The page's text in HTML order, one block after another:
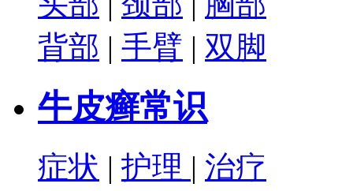
背部 | 手臂 | 双脚
牛皮癣常识
症状 | 护理 | 治疗